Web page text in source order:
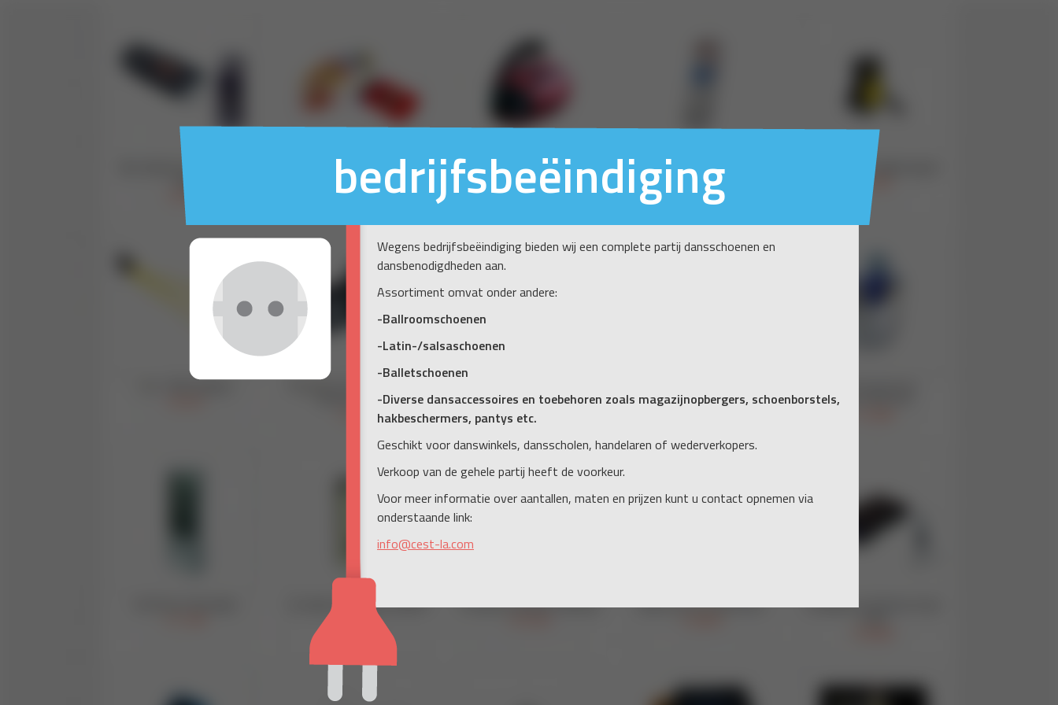
bedrijfsbeëindiging
Wegens bedrijfsbeëindiging bieden wij een complete partij dansschoenen en
dansbenodigdheden aan.
Assortiment omvat onder andere:
-Ballroomschoenen
-Latin-/salsaschoenen
-Balletschoenen
-Diverse dansaccessoires en toebehoren zoals magazijnopbergers, schoenborstels,
hakbeschermers, pantys etc.
Geschikt voor danswinkels, dansscholen, handelaren of wederverkopers.
Verkoop van de gehele partij heeft de voorkeur.
Voor meer informatie over aantallen, maten en prijzen kunt u contact opnemen via
onderstaande link:
info@cest-la.com